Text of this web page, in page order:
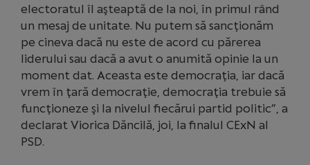
electoratul îl aşteaptă de la noi, în primul rând
un mesaj de unitate. Nu putem să sancţionăm
pe cineva dacă nu este de acord cu părerea
liderului sau dacă a avut o anumită opinie la un
moment dat. Aceasta este democraţia, iar dacă
vrem în ţară democraţie, democraţia trebuie să
funcţioneze şi la nivelul fiecărui partid politic”, a
declarat Viorica Dăncilă, joi, la finalul CExN al
PSD.